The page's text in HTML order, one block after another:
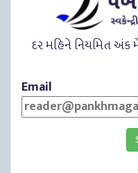
દર મહિને નિયમિત અંક
Email